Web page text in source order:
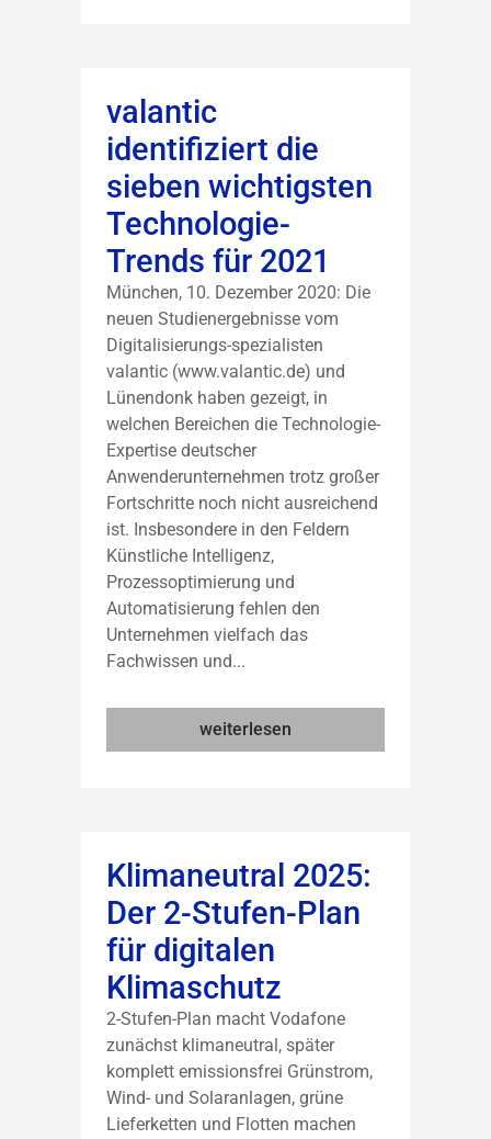
valantic
identifiziert die
sieben wichtigsten
Technologie-
Trends für 2021
München, 10. Dezember 2020: Die
neuen Studienergebnisse vom
Digitalisierungs-spezialisten
valantic (www.valantic.de) und
Lünendonk haben gezeigt, in
welchen Bereichen die Technologie-
Expertise deutscher
Anwenderunternehmen trotz großer
Fortschritte noch nicht ausreichend
ist. Insbesondere in den Feldern
Künstliche Intelligenz,
Prozessoptimierung und
Automatisierung fehlen den
Unternehmen vielfach das
Fachwissen und...
weiterlesen
Klimaneutral 2025:
Der 2-Stufen-Plan
für digitalen
Klimaschutz
2-Stufen-Plan macht Vodafone
zunächst klimaneutral, später
komplett emissionsfrei Grünstrom,
Wind- und Solaranlagen, grüne
Lieferketten und Flotten machen